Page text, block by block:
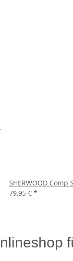
SHERWOOD
79,95 € *